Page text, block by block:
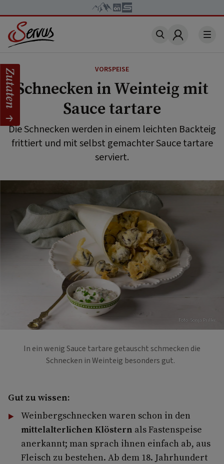
Account
VORSPEISE
Schnecken in Weinteig mit
Sauce tartare
Die Schnecken werden in einem leichten Backteig
frittiert und mit selbst gemachter Sauce tartare
serviert.
Foto: Sonja Priller
In ein wenig Sauce tartare getauscht schmecken die
Schnecken in Weinteig besonders gut.
Gut zu wissen:
Weinbergschnecken waren schon in den
mittelalterlichen Klöstern als Fastenspeise
anerkannt; man sprach ihnen einfach ab, aus
Fleisch zu bestehen. Ab dem 18. Jahrhundert
Zutaten